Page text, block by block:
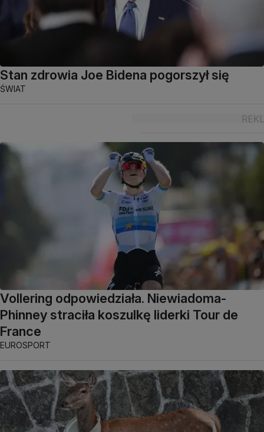
Stan zdrowia Joe Bidena pogorszył się
ŚWIAT
Vollering odpowiedziała. Niewiadoma-
Phinney straciła koszulkę liderki Tour de
France
EUROSPORT